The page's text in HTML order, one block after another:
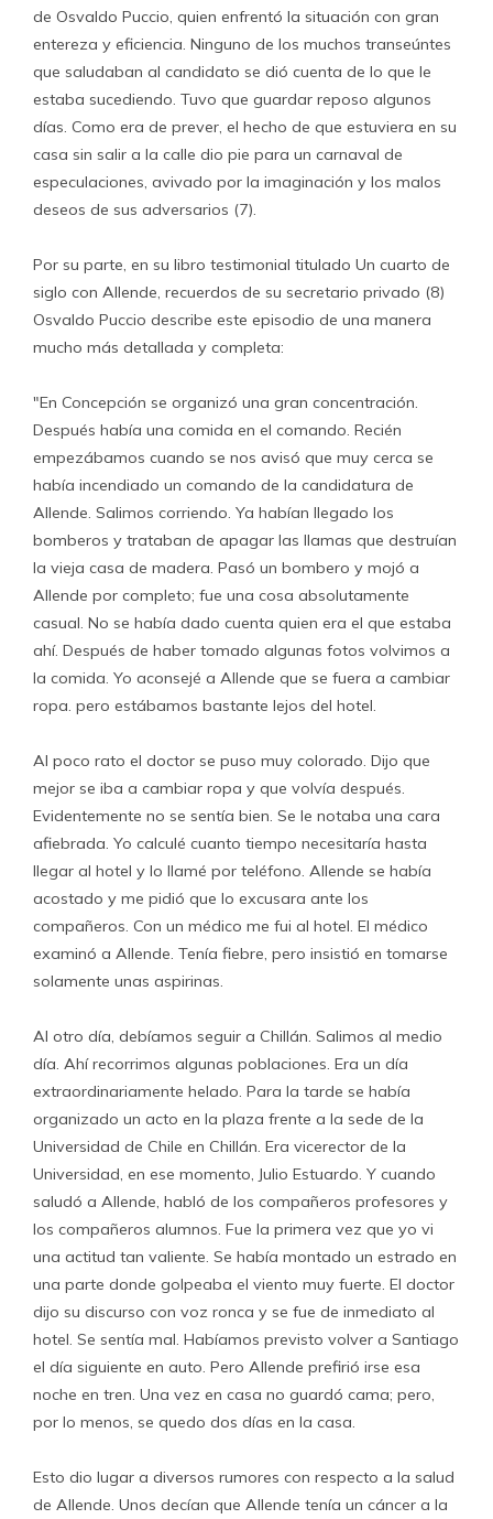
de Osvaldo Puccio, quien enfrentó la situación con gran
entereza y eficiencia. Ninguno de los muchos transeúntes
que saludaban al candidato se dió cuenta de lo que le
estaba sucediendo. Tuvo que guardar reposo algunos
días. Como era de prever, el hecho de que estuviera en su
casa sin salir a la calle dio pie para un carnaval de
especulaciones, avivado por la imaginación y los malos
deseos de sus adversarios (7).
Por su parte, en su libro testimonial titulado Un cuarto de
siglo con Allende, recuerdos de su secretario privado (8)
Osvaldo Puccio describe este episodio de una manera
mucho más detallada y completa:
"En Concepción se organizó una gran concentración.
Después había una comida en el comando. Recién
empezábamos cuando se nos avisó que muy cerca se
había incendiado un comando de la candidatura de
Allende. Salimos corriendo. Ya habían llegado los
bomberos y trataban de apagar las llamas que destruían
la vieja casa de madera. Pasó un bombero y mojó a
Allende por completo; fue una cosa absolutamente
casual. No se había dado cuenta quien era el que estaba
ahí. Después de haber tomado algunas fotos volvimos a
la comida. Yo aconsejé a Allende que se fuera a cambiar
ropa. pero estábamos bastante lejos del hotel.
Al poco rato el doctor se puso muy colorado. Dijo que
mejor se iba a cambiar ropa y que volvía después.
Evidentemente no se sentía bien. Se le notaba una cara
afiebrada. Yo calculé cuanto tiempo necesitaría hasta
llegar al hotel y lo llamé por teléfono. Allende se había
acostado y me pidió que lo excusara ante los
compañeros. Con un médico me fui al hotel. El médico
examinó a Allende. Tenía fiebre, pero insistió en tomarse
solamente unas aspirinas.
Al otro día, debíamos seguir a Chillán. Salimos al medio
día. Ahí recorrimos algunas poblaciones. Era un día
extraordinariamente helado. Para la tarde se había
organizado un acto en la plaza frente a la sede de la
Universidad de Chile en Chillán. Era vicerector de la
Universidad, en ese momento, Julio Estuardo. Y cuando
saludó a Allende, habló de los compañeros profesores y
los compañeros alumnos. Fue la primera vez que yo vi
una actitud tan valiente. Se había montado un estrado en
una parte donde golpeaba el viento muy fuerte. El doctor
dijo su discurso con voz ronca y se fue de inmediato al
hotel. Se sentía mal. Habíamos previsto volver a Santiago
el día siguiente en auto. Pero Allende prefirió irse esa
noche en tren. Una vez en casa no guardó cama; pero,
por lo menos, se quedo dos días en la casa.
Esto dio lugar a diversos rumores con respecto a la salud
de Allende. Unos decían que Allende tenía un cáncer a la